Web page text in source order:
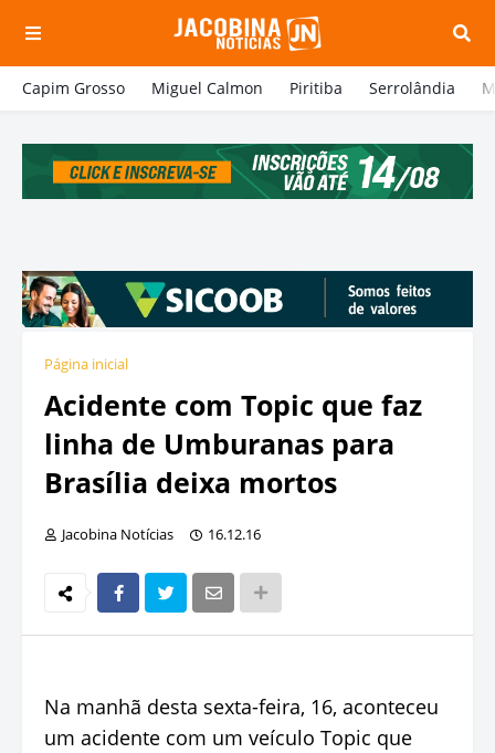
Capim Grosso Miguel Calmon Piritiba Serrolândia
Página inicial
Acidente com Topic que faz
linha de Umburanas para
Brasília deixa mortos
Jacobina Notícias 16.12.16
Na manhã desta sexta-feira, 16, aconteceu
um acidente com um veículo Topic que